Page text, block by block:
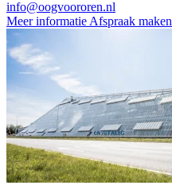
info@oogvoororen.nl
Meer informatie Afspraak maken